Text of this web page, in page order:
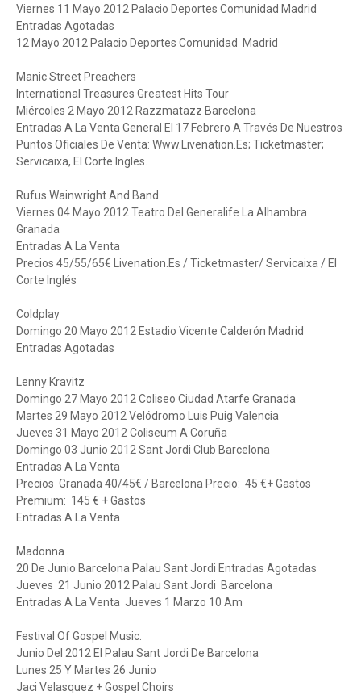
Viernes 11 Mayo 2012 Palacio Deportes Comunidad Madrid
Entradas Agotadas
12 Mayo 2012 Palacio Deportes Comunidad Madrid
Manic Street Preachers
International Treasures Greatest Hits Tour
Miércoles 2 Mayo 2012 Razzmatazz Barcelona
Entradas A La Venta General El 17 Febrero A Través De Nuestros
Puntos Oficiales De Venta: Www.Livenation.Es; Ticketmaster;
Servicaixa, El Corte Ingles.
Rufus Wainwright And Band
Viernes 04 Mayo 2012 Teatro Del Generalife La Alhambra
Granada
Entradas A La Venta
Precios 45/55/65€ Livenation.Es / Ticketmaster/ Servicaixa / El
Corte Inglés
Coldplay
Domingo 20 Mayo 2012 Estadio Vicente Calderón Madrid
Entradas Agotadas
Lenny Kravitz
Domingo 27 Mayo 2012 Coliseo Ciudad Atarfe Granada
Martes 29 Mayo 2012 Velódromo Luis Puig Valencia
Jueves 31 Mayo 2012 Coliseum A Coruña
Domingo 03 Junio 2012 Sant Jordi Club Barcelona
Entradas A La Venta
Precios Granada 40/45€ / Barcelona Precio: 45 €+ Gastos
Premium: 145 € + Gastos
Entradas A La Venta
Madonna
20 De Junio Barcelona Palau Sant Jordi Entradas Agotadas
Jueves 21 Junio 2012 Palau Sant Jordi Barcelona
Entradas A La Venta Jueves 1 Marzo 10 Am
Festival Of Gospel Music.
Junio Del 2012 El Palau Sant Jordi De Barcelona
Lunes 25 Y Martes 26 Junio
Jaci Velasquez + Gospel Choirs